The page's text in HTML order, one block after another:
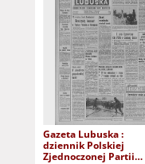
Gazeta Lubuska :
dziennik Polskiej
Zjednoczonej Partii